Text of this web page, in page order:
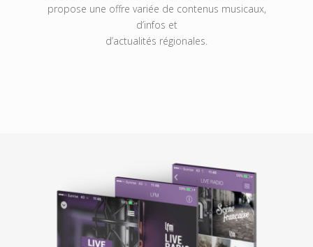
propose une offre variée de contenus musicaux,
d’infos et
d’actualités régionales.